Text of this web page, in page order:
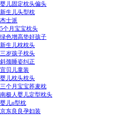
婴儿固定枕头偏头
新生儿头型枕
杰士派
5个月宝宝枕头
绿色增高垫好孩子
新生儿枕枕头
三岁孩子枕头
斜颈睡姿纠正
宜贝儿童装
婴儿枕头枕头
三个月宝宝荞麦枕
南极人婴儿定型枕头
婴儿u型枕
京东良良孕妇装